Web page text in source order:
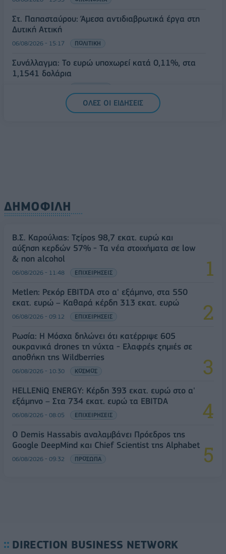
Στ. Παπασταύρου: Άμεσα αντιδιαβρωτικά έργα στη
Δυτική Αττική
06/08/2026 - 15:17 ΠΟΛΙΤΙΚΗ
Συνάλλαγμα: Το ευρώ υποχωρεί κατά 0,11%, στα
1,1541 δολάρια
ΟΛΕΣ ΟΙ ΕΙΔΗΣΕΙΣ
ΔΗΜΟΦΙΛΗ
Β.Σ. Καρούλιας: Τζίρος 98,7 εκατ. ευρώ και
αύξηση κερδών 57% - Τα νέα στοιχήματα σε low
& non alcohol
06/08/2026 - 11:48 ΕΠΙΧΕΙΡΗΣΕΙΣ
Metlen: Ρεκόρ EBITDA στο α' εξάμηνο, στα 550
εκατ. ευρώ – Καθαρά κέρδη 313 εκατ. ευρώ
06/08/2026 - 09:12 ΕΠΙΧΕΙΡΗΣΕΙΣ
Ρωσία: Η Μόσχα δηλώνει ότι κατέρριψε 605
ουκρανικά drones τη νύχτα - Ελαφρές ζημιές σε
αποθήκη της Wildberries
06/08/2026 - 10:30 ΚΟΣΜΟΣ
HELLENiQ ENERGY: Κέρδη 393 εκατ. ευρώ στο α'
εξάμηνο – Στα 734 εκατ. ευρώ τα EBITDA
06/08/2026 - 08:05 ΕΠΙΧΕΙΡΗΣΕΙΣ
Ο Demis Hassabis αναλαμβάνει Πρόεδρος της
Google DeepMind και Chief Scientist της Alphabet
06/08/2026 - 09:32 ΠΡΟΣΩΠΑ
DIRECTION BUSINESS NETWORK